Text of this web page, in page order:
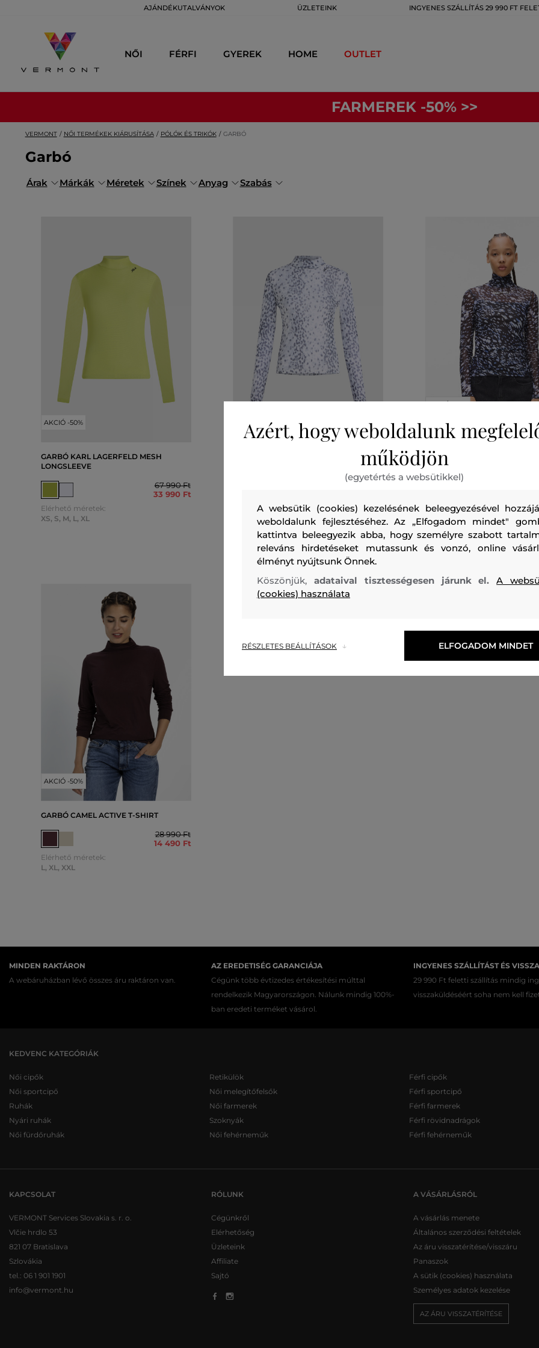
AJÁNDÉKUTALVÁNYOK ÜZLETEINK INGYENES SZÁLLÍTÁS 29 990 FT
NŐI FÉRFI GYEREK HOME OUTLET
FARMEREK -50% >>
VERMONT NŐI TERMÉKEK KIÁRUSÍTÁSA PÓLÓK ÉS TRIKÓK GARBÓ
Garbó
Árak Márkák Méretek Színek Anyag Szabás
AKCIÓ -50%
GARBÓ KARL LAGERFELD MESH
LONGSLEEVE
67 990 Ft
33 990 Ft
Elérhető méretek:
XS, S, M, L, XL
AKCIÓ -50%
67 990 Ft
Elérhető méretek:
UTOLSÓ ESÉLY
GARBÓ KARL LAGERFELD
MESH LIGHTS AOP TOP
Elérhető méretek:
XS
AKCIÓ -50%
GARBÓ CAMEL ACTIVE T-SHIRT
28 990 Ft
14 490 Ft
Elérhető méretek:
L , XL , XXL
MINDEN RAKTÁRON
A webáruházban lévő összes áru raktáron van.
AZ EREDETISÉG GARANCIÁJA
Cégünk több évtizedes értékesítési múlttal
rendelkezik Magyarországon. Nálunk mindig 100%-
ban eredeti terméket vásárol.
INGYENES SZÁLLÍTÁST ÉS
29 990 Ft feletti szállítás mindig
visszaküldéséért soha nem kell
KEDVENC KATEGÓRIÁK
Női cipők
Női sportcipő
Ruhák
Nyári ruhák
Női fürdőruhák
Retikülök
Női melegítőfelsők
Női farmerek
Szoknyák
Női fehérneműk
Férfi cipők
Férfi sportcipő
Férfi farmerek
Férfi rövidnadrágok
Férfi fehérneműk
KAPCSOLAT
VERMONT Services Slovakia s. r. o.
Vlčie hrdlo 53
821 07 Bratislava
Szlovákia
tel.: 06 1 901 1901
info@vermont.hu
RÓLUNK
Cégünkről
Elérhetőség
Üzleteink
Affiliate
Sajtó
A VÁSÁRLÁSRÓL
A vásárlás menete
Általános szerződési feltételek
Az áru visszatérítése/visszáru
Panaszok
A sütik (cookies) használata
Személyes adatok kezelése
AZ ÁRU VISSZATÉRÍTÉSE
Azért, hogy weboldalunk
működjön
(egyetértés a websütikkel)
A websütik (cookies) kezelésének beleegyezésével
weboldalunk fejlesztéséhez. Az „Elfogadom mindet"
kattintva beleegyezik abba, hogy személyre szabott
releváns hirdetéseket mutassunk és vonzó, online
élményt nyújtsunk Önnek.
Köszönjük, adataival tisztességesen járunk el.A
(cookies) használata
RÉSZLETES BEÁLLÍTÁSOK ELFOGADOM MINDET